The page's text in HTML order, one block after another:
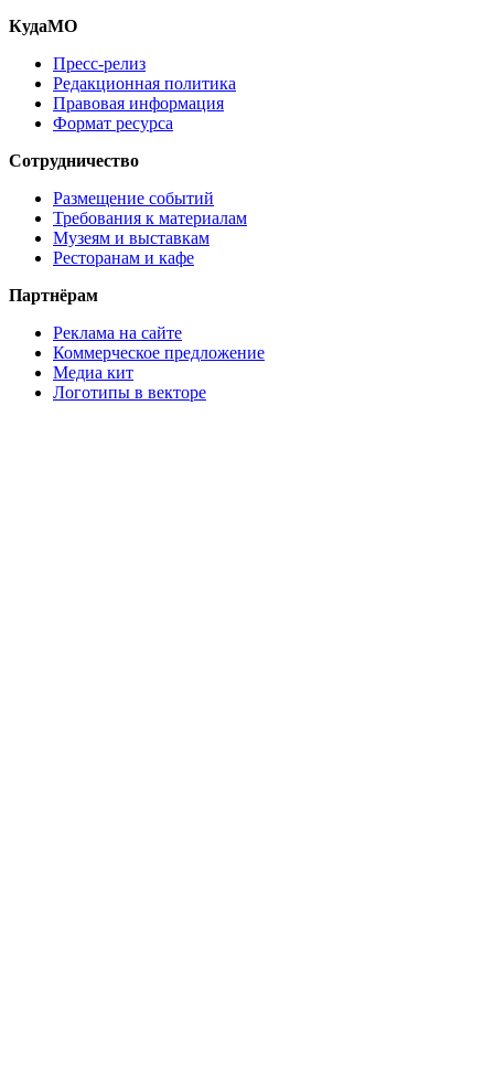
КудаМО
Пресс-релиз
Редакционная политика
Правовая информация
Формат ресурса
Сотрудничество
Размещение событий
Требования к материалам
Музеям и выставкам
Ресторанам и кафе
Партнёрам
Реклама на сайте
Коммерческое предложение
Медиа кит
Логотипы в векторе